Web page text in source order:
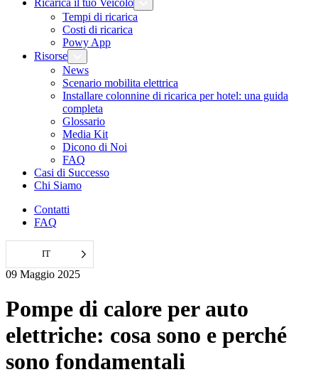
Ricarica il tuo Veicolo
Tempi di ricarica
Costi di ricarica
Powy App
Risorse
News
Scenario mobilita elettrica
Installare colonnine di ricarica per hotel: una guida
completa
Glossario
Media Kit
Dicono di Noi
FAQ
Casi di Successo
Chi Siamo
Contatti
FAQ
IT
09 Maggio 2025
Pompe di calore per auto
elettriche: cosa sono e perché
sono fondamentali